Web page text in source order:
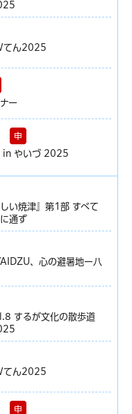
てん2025
ー
申
やいづ 2025
い焼津』第1部 すべて
通ず
、心の避暑地ー八
するが文化の散歩道
てん2025
申